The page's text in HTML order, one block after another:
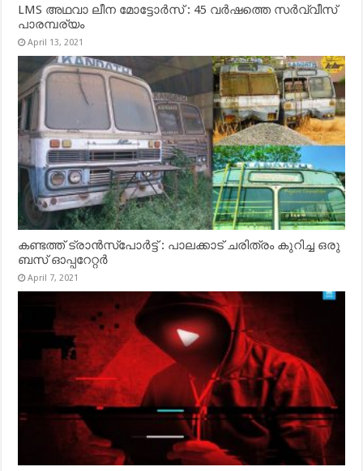
LMS അഥവാ ലീന മോട്ടോർസ് : 45 വർഷത്തെ സർവ്വീസ്
പാരമ്പര്യം
April 13, 2021
കണ്ടത്ത് ട്രാൻസ്‌പോർട്ട് : പാലക്കാട് ചരിത്രം കുറിച്ച ഒരു
ബസ് ഓപ്പറേറ്റർ
April 7, 2021